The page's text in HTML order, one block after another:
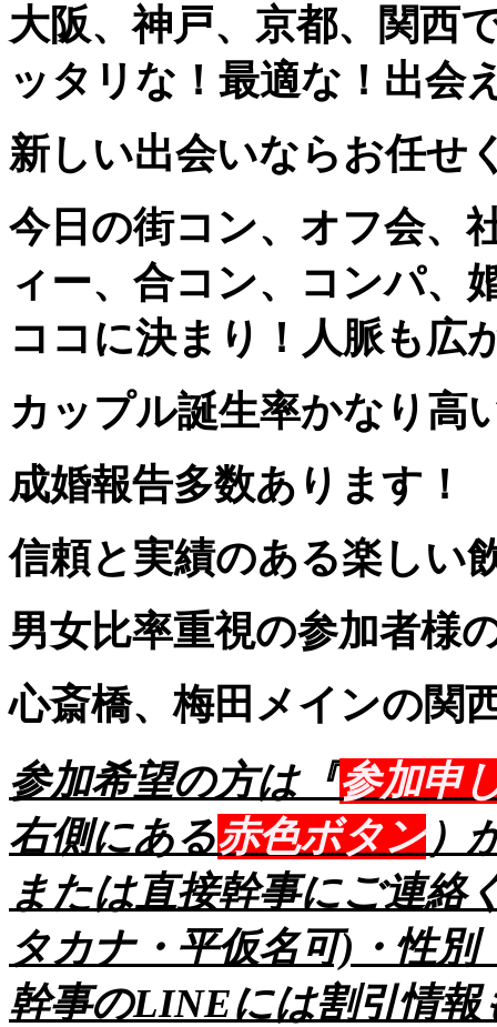
大阪、神戸、京都、関西
ッタリな！最適な！出会
新しい出会いならお任せ
今日の街コン、オフ会、
ィー、合コン、コンパ、
ココに決まり！人脈も広
カップル誕生率かなり高
成婚報告多数あります！
信頼と実績のある楽しい
男女比率重視の参加者様
心斎橋、梅田メインの関
参加希望の方は『参加申
右側にある赤色ボタン）
または直接幹事にご連絡
タカナ・平仮名可)・性別
幹事のLINEには割引情報